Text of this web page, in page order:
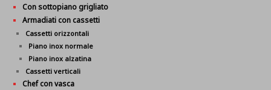
Con sottopiano grigliato
Armadiati con cassetti
Cassetti orizzontali
Piano inox normale
Piano inox alzatina
Cassetti verticali
Chef con vasca